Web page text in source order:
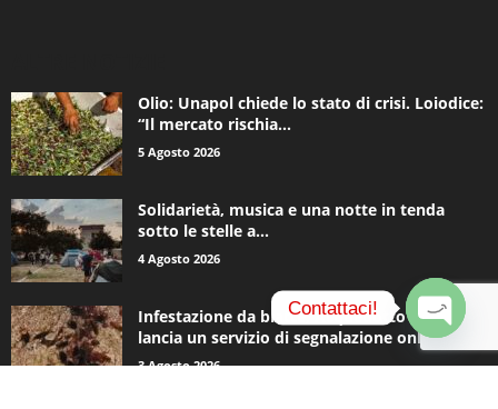
Olio: Unapol chiede lo stato di crisi. Loiodice:
“Il mercato rischia...
5 Agosto 2026
Solidarietà, musica e una notte in tenda
sotto le stelle a...
4 Agosto 2026
Infestazione da blatte, Acquedotto Pugliese
lancia un servizio di segnalazione online
3 Agosto 2026
Contattaci!
O